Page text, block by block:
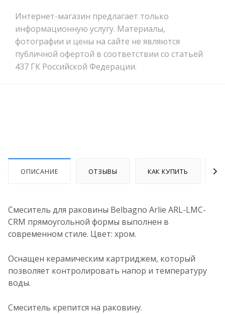
Интернет-магазин предлагает только
информационную услугу. Материалы,
фотографии и цены на сайте не являются
публичной офертой в соответствии со статьей
437 ГК Российской Федерации.
ОПИСАНИЕ ОТЗЫВЫ КАК КУПИТЬ
Смеситель для раковины Belbagno Arlie ARL-LMC-
CRM прямоугольной формы выполнен в
современном стиле. Цвет: хром.
Оснащен керамическим картриджем, который
позволяет контролировать напор и температуру
воды.
Смеситель крепится на раковину.